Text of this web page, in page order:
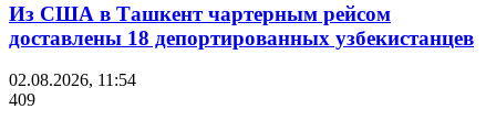
Из США в Ташкент чартерным рейсом
доставлены 18 депортированных узбекистанцев
02.08.2026, 11:54
409